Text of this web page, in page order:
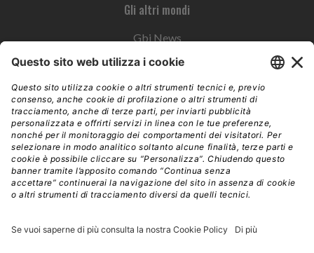
Gli altri mondi
Gbi News
Instoremag
Esplora il gruppo
Edra Edizioni
Edizioni LSWR
LSWR Group